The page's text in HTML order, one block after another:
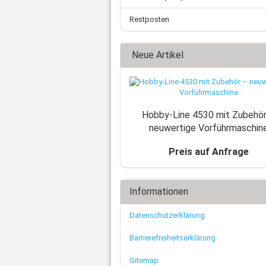
Restposten
Neue Artikel
Hobby-Line 4530 mit
neuwertige
Preis auf Anfrage
Informationen
Datenschutzerklärung
Barrierefreiheitserklärung
Sitemap